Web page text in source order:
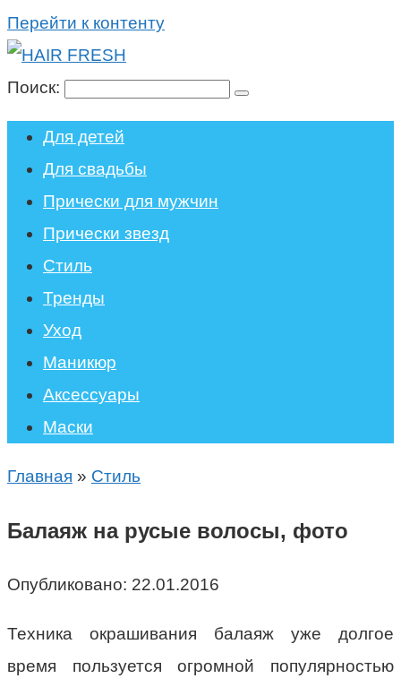
Перейти к контенту
Поиск:
Для детей
Для свадьбы
Прически для мужчин
Прически звезд
Стиль
Тренды
Уход
Маникюр
Аксессуары
Маски
Главная » Стиль
Балаяж на русые волосы, фото
Опубликовано: 22.01.2016
Техника окрашивания балаяж уже долгое
время пользуется огромной популярностью